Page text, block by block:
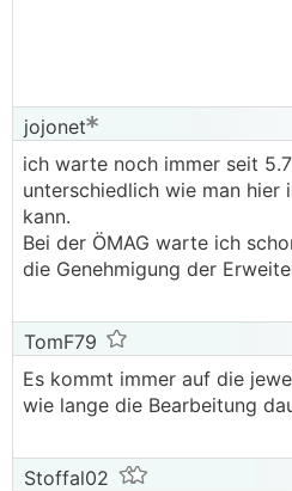
jojonet
ich warte noch immer seit
unterschiedlich wie man hier
kann.
Bei der ÖMAG warte ich
die Genehmigung der
TomF79
Es kommt immer auf die
wie lange die Bearbeitung
Stoffal02